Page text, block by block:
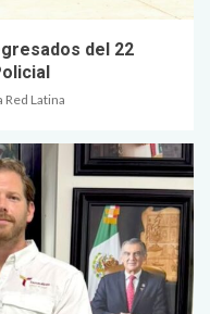
del 22
Red Latina